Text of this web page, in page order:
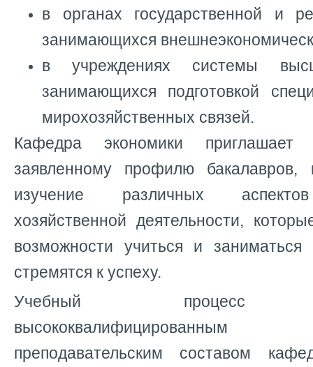
в органах государственной и
занимающихся
в учреждениях системы
занимающихся подготовкой
мирохозяйственных связей.
Кафедра экономики
заявленному профилю бакалавров,
изучение различных
хозяйственной деятельности,
возможности учиться и
стремятся к успеху.
Учебный процесс
высококвалифицированным
преподавательским составом